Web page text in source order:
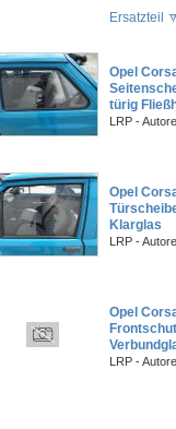
Ersatzteil
Opel
türig
LRP -
Opel
Klarglas
LRP -
Opel
LRP -